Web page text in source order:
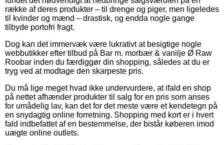
række af deres produkter – til drenge og piger, men ligeledes
til kvinder og mænd – drastisk, og endda nogle gange
tilbyde portofri fragt.
Dog kan det immervæk være lukrativt at besigtige nogle
webbutikker efter tilbud på Bar m. morbær & vanilje Ø Raw
Roobar inden du færdiggør din shopping, således at du er
tryg ved at modtage den skarpeste pris.
Du må lige meget hvad ikke undervurdere, at ifald en shop
på nettet afhænder produkter til salg for en pris som anses
for umådelig lav, kan det for det meste være et kendetegn på
en snydagtig online forretning. Shopping med kort er i hvert
fald indbefattet af en bestemmelse, der bistår køberen imod
uægte online outlets.